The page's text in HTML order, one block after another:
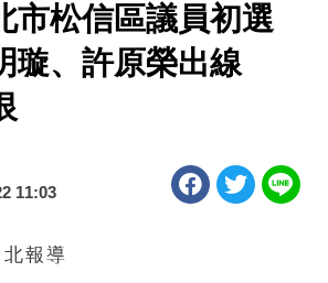
市松信區議員初選
、許原榮出線
11:03
報導